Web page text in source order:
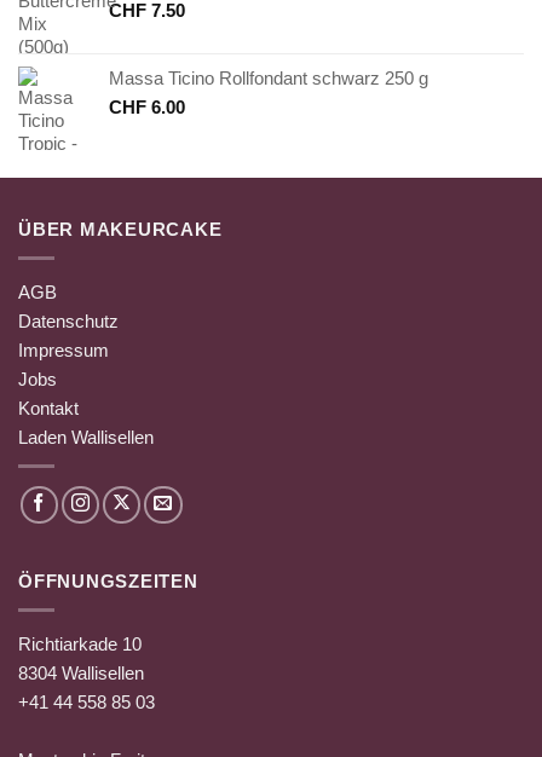
CHF 7.50
Massa Ticino Rollfondant schwarz 250 g
CHF 6.00
ÜBER MAKEURCAKE
AGB
Datenschutz
Impressum
Jobs
Kontakt
Laden Wallisellen
ÖFFNUNGSZEITEN
Richtiarkade 10
8304 Wallisellen
+41 44 558 85 03